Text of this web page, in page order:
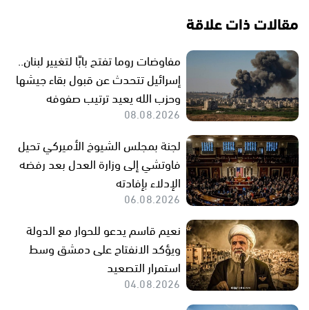
مقالات ذات علاقة
مفاوضات روما تفتح بابًا لتغيير لبنان..
إسرائيل تتحدث عن قبول بقاء جيشها
وحزب الله يعيد ترتيب صفوفه
08.08.2026
لجنة بمجلس الشيوخ الأميركي تحيل
فاوتشي إلى وزارة العدل بعد رفضه
الإدلاء بإفادته
06.08.2026
نعيم قاسم يدعو للحوار مع الدولة
ويؤكد الانفتاح على دمشق وسط
استمرار التصعيد
04.08.2026